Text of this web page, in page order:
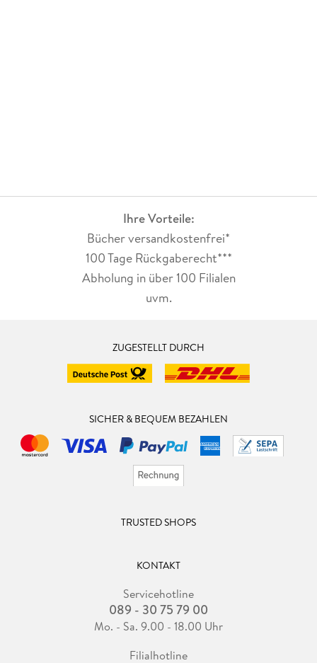
Ihre Vorteile:
Bücher versandkostenfrei*
100 Tage Rückgaberecht***
Abholung in über 100 Filialen
uvm.
ZUGESTELLT DURCH
SICHER & BEQUEM BEZAHLEN
TRUSTED SHOPS
KONTAKT
Servicehotline
089 - 30 75 79 00
Mo. - Sa. 9.00 - 18.00 Uhr
Filialhotline